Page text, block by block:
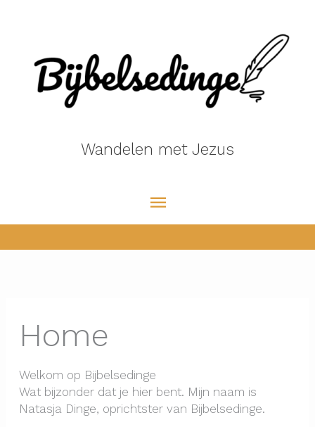
inhoud
Wandelen met Jezus
Hoofdmenu
Home
Welkom op Bijbelsedinge
Wat bijzonder dat je hier bent. Mijn naam is
Natasja Dinge, oprichtster van Bijbelsedinge.